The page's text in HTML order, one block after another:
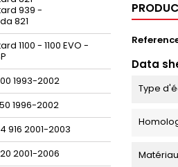
939 -
821
1100 - 1100 EVO -
1993-2002
1996-2002
916 2001-2003
2001-2006
Data
Type